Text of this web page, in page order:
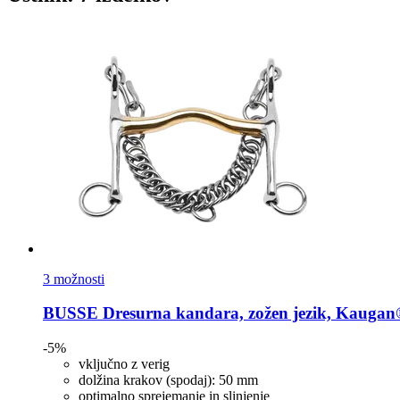
3 možnosti
BUSSE Dresurna kandara, zožen jezik,
-5%
vključno z verig
dolžina krakov (spodaj): 50 mm
optimalno sprejemanje in slinjenje